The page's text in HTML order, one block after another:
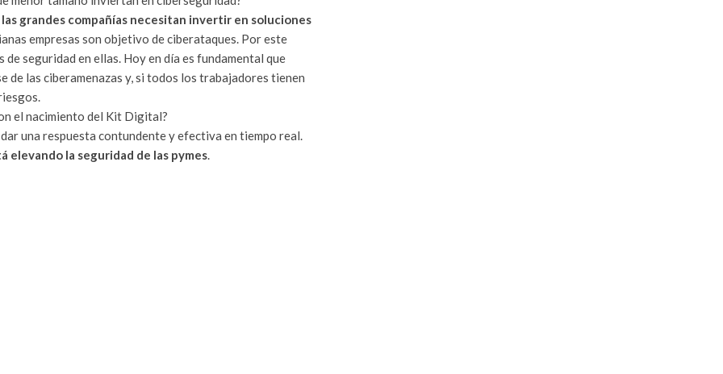
grandes compañías necesitan invertir en soluciones
empresas son objetivo de ciberataques. Por este
seguridad en ellas. Hoy en día es fundamental que
de las ciberamenazas y, si todos los trabajadores tienen
el nacimiento del Kit Digital?
una respuesta contundente y efectiva en tiempo real.
elevando la seguridad de las pymes.